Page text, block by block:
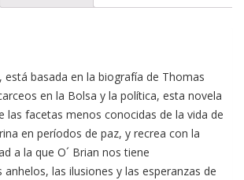
, está basada en la biografía de Thomas
en la Bolsa y la política, esta novela
las facetas menos conocidas de la vida de
en períodos de paz, y recrea con la
a la que O´ Brian nos tiene
las ilusiones y las esperanzas de